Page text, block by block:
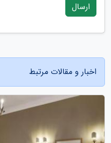
ارسال
اخبار و مقالات مرتبط